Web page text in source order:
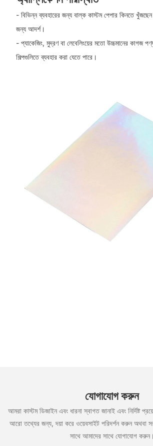
- বিভিন্ন ব্যবহারের জন্য বাল্ক কাস্টম পেপার কিনতে
জন্য আদর্শ।
- প্যাকেজিং, মুদ্রণ বা লেবেলিংয়ের মতো উচ্চমানের কাগজ
শিল্পগুলিতে ব্যবহার করা যেতে পারে।
যোগাযোগ করুন
আমরা কাস্টম ডিজাইন এবং ধারনা স্বাগত জানাই এবং নির্দিষ্ট
আরো তথ্যের জন্য, দয়া করে ওয়েবসাইট পরিদর্শন করুন অথবা
সাথে আমাদের সাথে যোগাযোগ করুন।